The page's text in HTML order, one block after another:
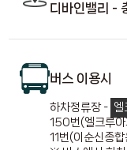
디바인밸리 -
버스 이용시
하차정류장 - 엘
150번(엘크루
11번(이순신종